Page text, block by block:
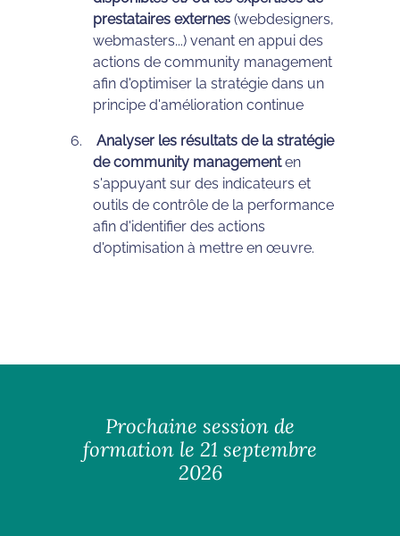
prestataires externes (webdesigners,
webmasters...) venant en appui des
actions de community management
afin d'optimiser la stratégie dans un
principe d'amélioration continue
Analyser les résultats de la stratégie
de community managementen
s'appuyant sur des indicateurs et
outils de contrôle de la performance
afin d'identifier des actions
d'optimisation à mettre en œuvre.
Prochaine session de
formation le 21 septembre
2026